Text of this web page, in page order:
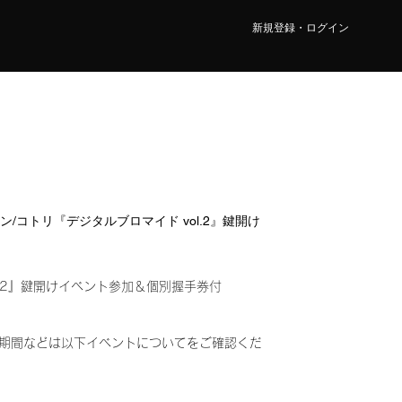
新規登録・ログイン
/コトリ『デジタルブロマイド vol.2』鍵開け
』鍵開けイベント参加＆個別握手券付
間などは以下イベントについてをご確認くだ